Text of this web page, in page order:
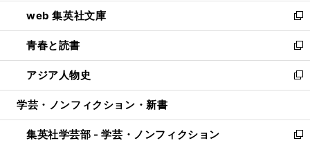
ド
ウ
で
開
く
ウ
ィ
ン
ド
ウ
で
開
し
い
ウ
ィ
ン
ド
ウ
開
く
web 集英社文庫
新
し
い
ウ
ィ
ン
ウ
で
青春と読書
新
し
い
ウ
ン
ド
アジア人物史
新
し
ウ
ィ
学芸・ノンフィクション・新書
集英社学芸部 - 学芸・ノンフィクション
新